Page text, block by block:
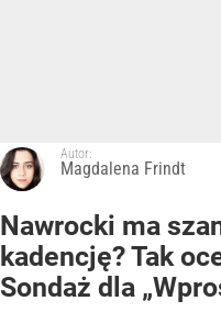
Autor:
Magdalena Frindt
Nawrocki ma
kadencję? Tak
Sondaż dla